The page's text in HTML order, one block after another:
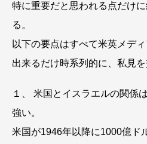
特に重要だと思われる点だけ
る。
以下の要点はすべて米英メデ
出来るだけ時系列的に、私見を
１、 米国とイスラエルの関係
強い。
米国が1946年以降に1000億ド